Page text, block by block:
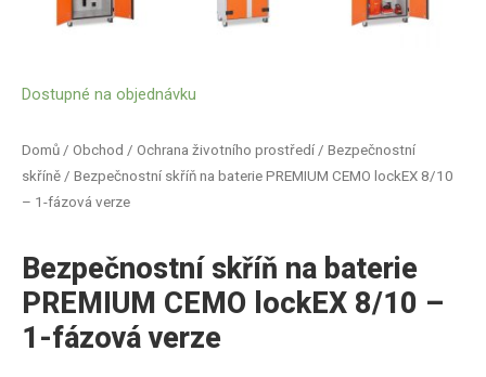
Domů / Obchod / Ochrana životního prostředí / Bezpečnostní
skříně / Bezpečnostní skříň na baterie PREMIUM CEMO lockEX 8/10
– 1-fázová verze
Bezpečnostní skříň na baterie
PREMIUM CEMO lockEX 8/10 –
1-fázová verze
Dostupné na objednávku